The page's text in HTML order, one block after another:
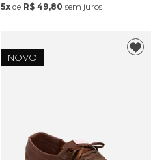
5x de R$ 49,80 sem juros
NOVO